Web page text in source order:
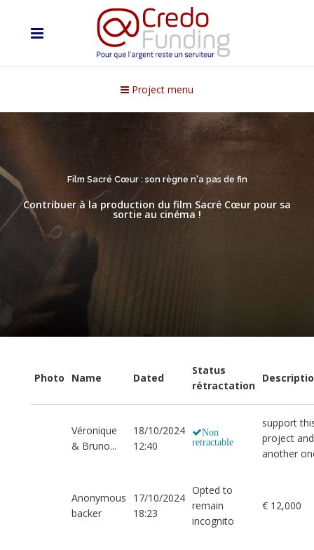
Project menu
Film Sacré Cœur : son règne n'a pas de fin
Contribuer à la production du film Sacré Cœur pour sa
sortie au cinéma !
Photo Name Dated
Status
rétractation
Véronique
& Bruno...
18/10/2024
12:40
Non
retractable
support
project and
another
Anonymous
backer
17/10/2024
18:23
Opted to
remain
incognito
€ 12,000